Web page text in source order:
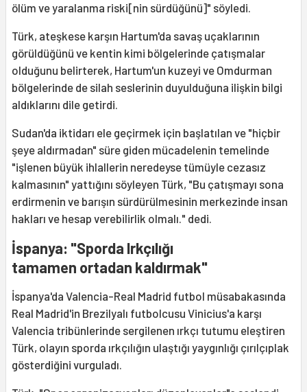
ölüm ve yaralanma riski[nin sürdüğünü]" söyledi.
Türk, ateşkese karşın Hartum'da savaş uçaklarının
görüldüğünü ve kentin kimi bölgelerinde çatışmalar
olduğunu belirterek, Hartum'un kuzeyi ve Omdurman
bölgelerinde de silah seslerinin duyulduğuna ilişkin bilgi
aldıklarını dile getirdi.
Sudan'da iktidarı ele geçirmek için başlatılan ve "hiçbir
şeye aldırmadan" süre giden mücadelenin temelinde
"işlenen büyük ihlallerin neredeyse tümüyle cezasız
kalmasının" yattığını söyleyen Türk, "Bu çatışmayı sona
erdirmenin ve barışın sürdürülmesinin merkezinde insan
hakları ve hesap verebilirlik olmalı." dedi.
İspanya: "Sporda Irkçılığı
tamamen ortadan kaldırmak"
İspanya'da Valencia-Real Madrid futbol müsabakasında
Real Madrid'in Brezilyalı futbolcusu Vinicius'a karşı
Valencia tribünlerinde sergilenen ırkçı tutumu eleştiren
Türk, olayın sporda ırkçılığın ulaştığı yaygınlığı çırılçıplak
gösterdiğini vurguladı.